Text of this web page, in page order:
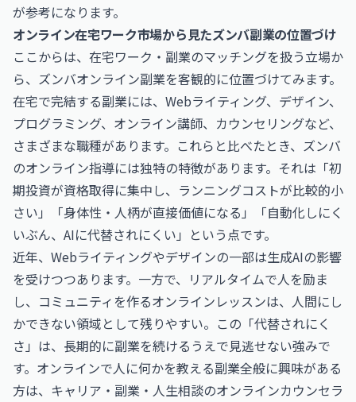
が参考になります。
オンライン在宅ワーク市場から見たズンバ副業の位置づけ
ここからは、在宅ワーク・副業のマッチングを扱う立場か
ら、ズンバオンライン副業を客観的に位置づけてみます。
在宅で完結する副業には、Webライティング、デザイン、
プログラミング、オンライン講師、カウンセリングなど、
さまざまな職種があります。これらと比べたとき、ズンバ
のオンライン指導には独特の特徴があります。それは「初
期投資が資格取得に集中し、ランニングコストが比較的小
さい」「身体性・人柄が直接価値になる」「自動化しにく
いぶん、AIに代替されにくい」という点です。
近年、Webライティングやデザインの一部は生成AIの影響
を受けつつあります。一方で、リアルタイムで人を励ま
し、コミュニティを作るオンラインレッスンは、人間にし
かできない領域として残りやすい。この「代替されにく
さ」は、長期的に副業を続けるうえで見逃せない強みで
す。オンラインで人に何かを教える副業全般に興味がある
方は、 キャリア・副業・人生相談のオンラインカウンセラ